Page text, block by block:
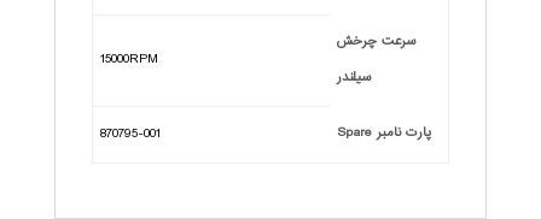
سرعت چرخش
سیلندر
15000RPM
پارت نامبر Spare 870795-001